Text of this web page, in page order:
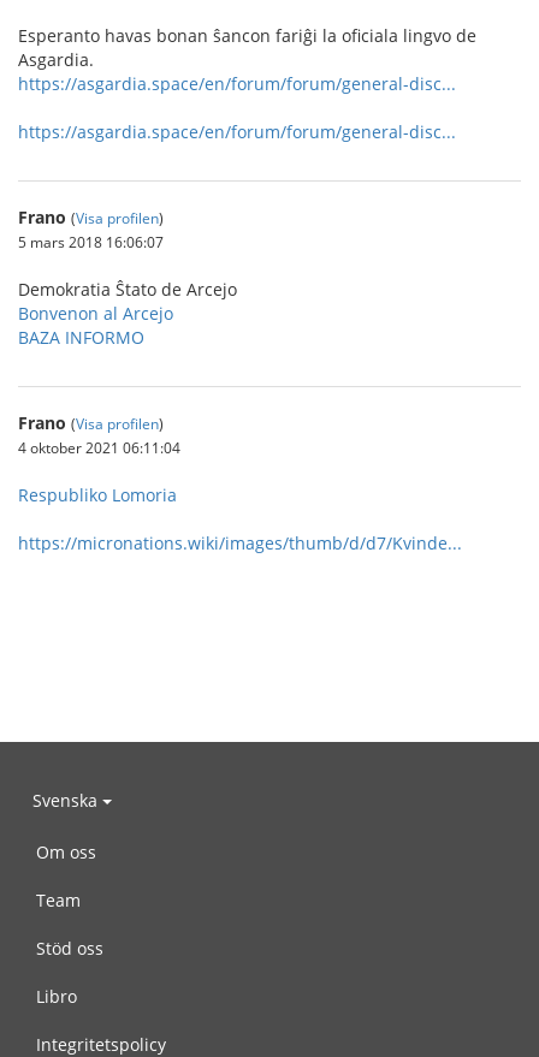
Esperanto havas bonan ŝancon fariĝi la oficiala lingvo de
Asgardia.
https://asgardia.space/en/forum/forum/general-disc...
https://asgardia.space/en/forum/forum/general-disc...
Frano (Visa profilen)
5 mars 2018 16:06:07
Demokratia Ŝtato de Arcejo
Bonvenon al Arcejo
BAZA INFORMO
Frano (Visa profilen)
4 oktober 2021 06:11:04
Respubliko Lomoria
https://micronations.wiki/images/thumb/d/d7/Kvinde...
Svenska
Om oss
Team
Stöd oss
Libro
Integritetspolicy